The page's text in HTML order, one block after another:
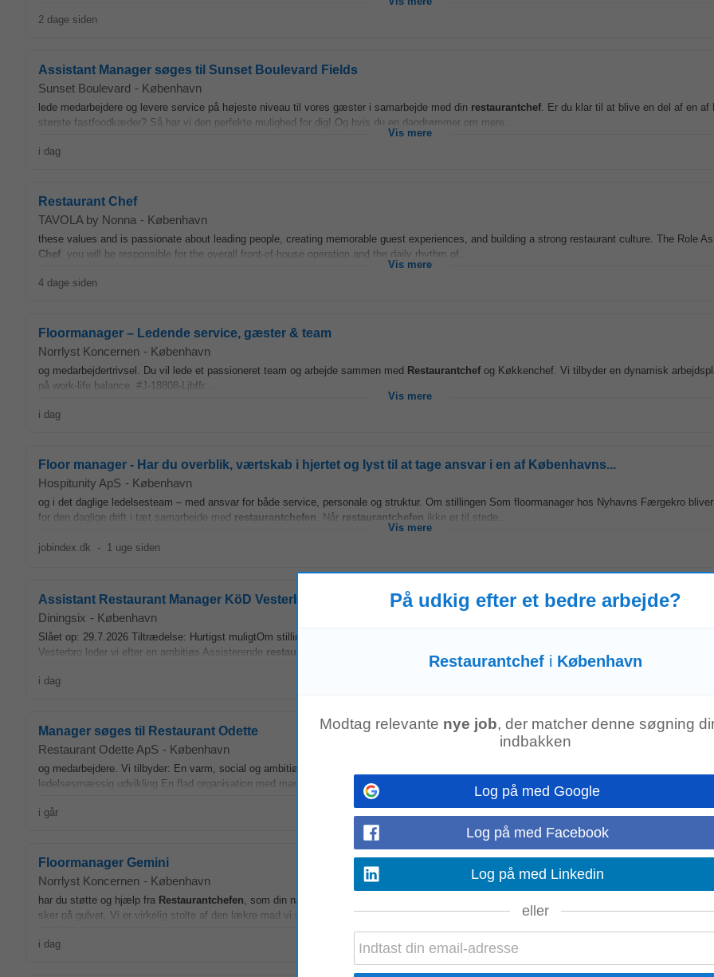
2 dage siden
Assistant Manager søges til Sunset Boulevard Fields
Sunset Boulevard - København
lede medarbejdere og levere service på højeste niveau til vores gæster i samarbejde med din restaurantchef. Er du klar til at blive en del af en af
største fastfoodkæder? Så har vi den perfekte mulighed for dig! Og hvis du en dagdrømmer om mere...
Vis mere
i dag
Restaurant Chef
TAVOLA by Nonna - København
these values and is passionate about leading people, creating memorable guest experiences, and building a strong restaurant culture. The Role As
Chef , you will be responsible for the overall front-of-house operation and the daily rhythm of...
Vis mere
4 dage siden
Floormanager – Ledende service, gæster & team
Norrlyst Koncernen - København
og medarbejdertrivsel. Du vil lede et passioneret team og arbejde sammen med Restaurantchefog Køkkenchef. Vi tilbyder en dynamisk
på work-life balance. #J-18808-Ljbffr...
Vis mere
i dag
Floor manager - Har du overblik, værtskab i hjertet og lyst til at tage ansvar i en af Københavns...
Hospitunity ApS - København
og i det daglige ledelsesteam – med ansvar for både service, personale og struktur. Om stillingen Som floormanager hos Nyhavns Færgekro
for den daglige drift i tæt samarbejde med restaurantchefen . Når restaurantchefen ikke er til stede...
Vis mere
jobindex.dk - 1 uge siden
Assistant Restaurant Manager KöD Vesterbro, København Slået op : 29.7.2026 Tiltrædelse : Hurtigst...
Diningsix - København
Slået op: 29.7.2026 Tiltrædelse: Hurtigst muligtOm stillingenBrænder du for gastronomi med kant, kompromisløs gæsteservice og stårkt
Vesterbro leder vi efter en ambitiøs Assisterende restaurantchef
i dag
Manager søges til Restaurant Odette
Restaurant Odette ApS - København
og medarbejdere. Vi tilbyder: En varm, social og ambitiøs arbejdsplads Et stærkt team med hjælpsomme og engagerede kollegaer Mulighed for
ledelsesmæssig udvikling En flad organisation med masser af dialog og ansvar Tæt samarbejde med
restaurantchefen
i går
Floormanager Gemini
Norrlyst Koncernen - København
har du støtte og hjælp fra Restaurantchefen, som din nærmeste leder. Hvor
sker på gulvet. Vi er virkelig stolte af den lækre mad vi serverer, de unikke oplevelser vi skaber for vores...
i dag
På udkig efter et bedre arbejde?
Restaurantchef i København
Modtag relevante nye job, der matcher denne søgning
indbakken
Log på med Google
Log på med Facebook
Log på med Linkedin
eller